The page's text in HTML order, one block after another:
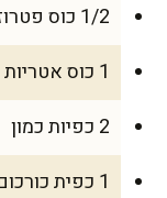
1/2 כוס פטרוזיליה קצוצה
1 כוס אטריות דקות (אפשר אטריות מרק)
2 כפיות כמון
1 כפית כורכום